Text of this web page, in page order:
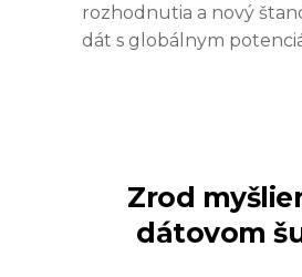
rozhodnutia a nový
dát s globálnym
Zrod
dátovom